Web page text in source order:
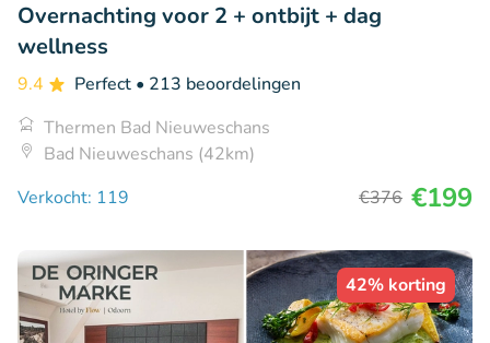
Overnachting voor 2 + ontbijt + dag
wellness
9.4 Perfect • 213 beoordelingen
Thermen Bad Nieuweschans
Bad Nieuweschans (42km)
Verkocht: 119
€376 €199
42% korting